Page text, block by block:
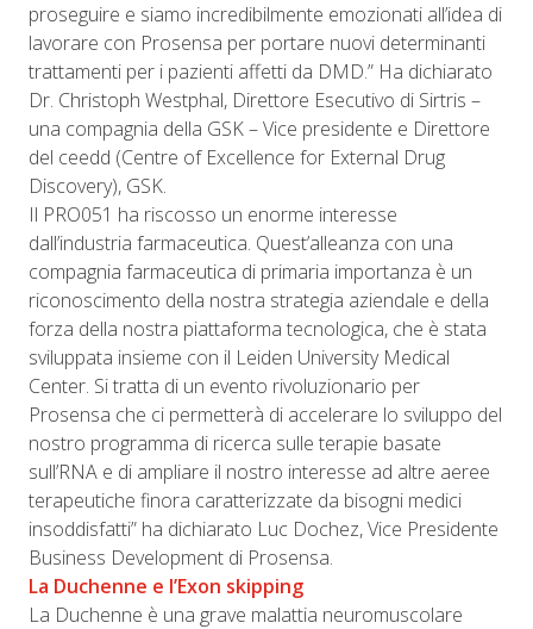
proseguire e siamo incredibilmente emozionati all’idea di
lavorare con Prosensa per portare nuovi determinanti
trattamenti per i pazienti affetti da DMD.” Ha dichiarato
Dr. Christoph Westphal, Direttore Esecutivo di Sirtris –
una compagnia della GSK – Vice presidente e Direttore
del ceedd (Centre of Excellence for External Drug
Discovery), GSK.
Il PRO051 ha riscosso un enorme interesse
dall’industria farmaceutica. Quest’alleanza con una
compagnia farmaceutica di primaria importanza è un
riconoscimento della nostra strategia aziendale e della
forza della nostra piattaforma tecnologica, che è stata
sviluppata insieme con il Leiden University Medical
Center. Si tratta di un evento rivoluzionario per
Prosensa che ci permetterà di accelerare lo sviluppo del
nostro programma di ricerca sulle terapie basate
sull’RNA e di ampliare il nostro interesse ad altre aeree
terapeutiche finora caratterizzate da bisogni medici
insoddisfatti” ha dichiarato Luc Dochez, Vice Presidente
Business Development di Prosensa.
La Duchenne e l’Exon skipping
La Duchenne è una grave malattia neuromuscolare